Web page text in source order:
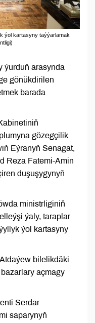
ýol kartasyny taýýarlamak
ýurduň arasynda
gönükdirilen
barada
gözegçilik
Eýranyň Senagat,
Reza Fatemi-Amin
duşuşygynyň
ministrliginiň
ýaly, taraplar
ýol kartasyny
bilelikdäki
açmagy
Serdar
saparynyň